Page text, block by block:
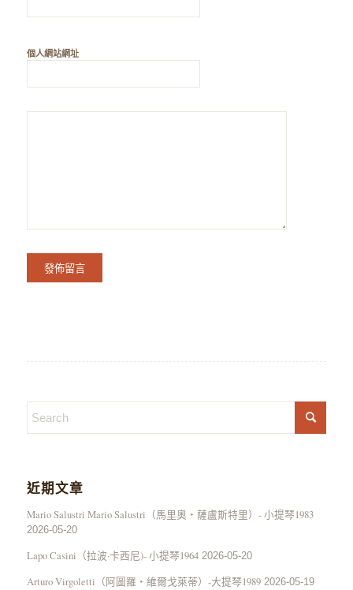
個人網站網址
近期文章
Mario Salustri Mario Salustri（馬里奧・薩盧斯特里）- 小提琴1983
2026-05-20
Lapo Casini（拉波·卡西尼)- 小提琴1964 2026-05-20
Arturo Virgoletti（阿圖羅・維爾戈萊蒂）-大提琴1989 2026-05-19